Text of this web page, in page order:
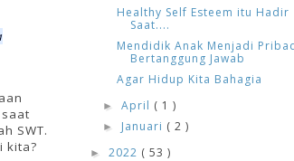
SWT.
kita?
Healthy Self Esteem itu Hadir
Saat....
Mendidik Anak Menjadi
Bertanggung Jawab
Agar Hidup Kita Bahagia
►April ( 1 )
► Januari ( 2 )
► 2022 ( 53 )